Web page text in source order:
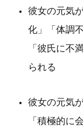
彼女の元気
化」「体調
「彼氏に不
られる
彼女の元気
「積極的に